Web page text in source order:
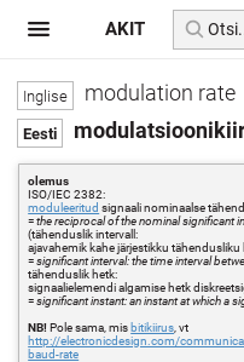
modulation rate
olemus
ISO/IEC 2382:
moduleeritud signaali nominaalse
=the reciprocal of the nominal significant
(tähenduslik intervall:
ajavahemik kahe järjestikku tähendusliku
=significant interval: the time interval
tähenduslik hetk:
signaalielemendi algamise hetk
=significant instant: an instant at which a
NB!Pole sama, mis bitikiirus , vt
http://electronicdesign.com/
baud-rate
AKIT